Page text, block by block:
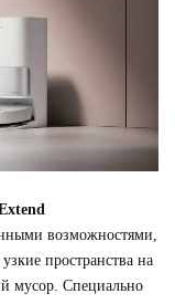
возможностями,
пространства на
мусор. Специально